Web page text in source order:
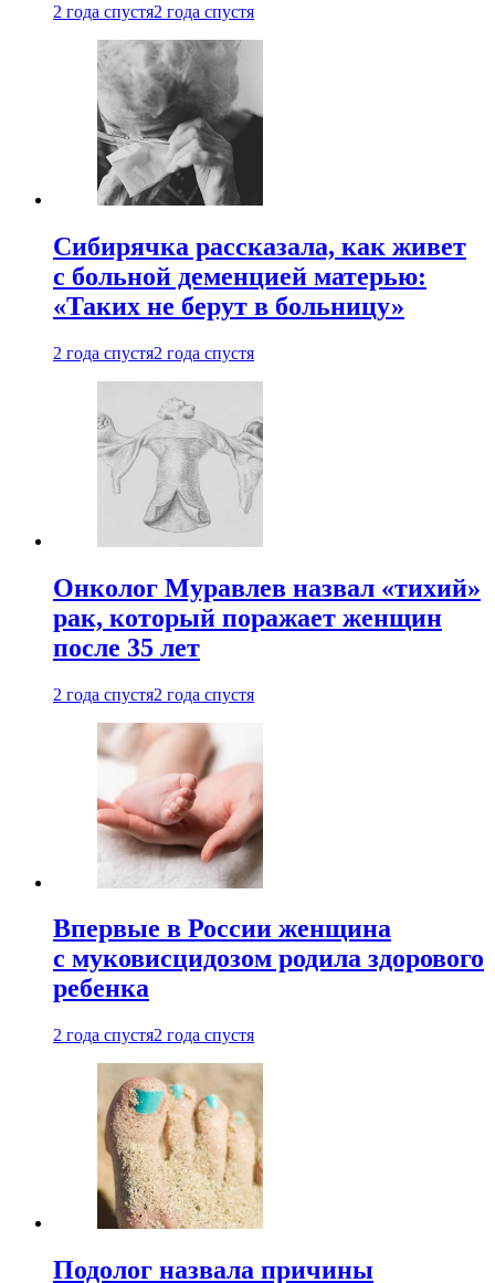
2 года спустя2 года спустя
Сибирячка рассказала, как живет
с больной деменцией матерью:
«Таких не берут в больницу»
2 года спустя2 года спустя
Онколог Муравлев назвал «тихий»
рак, который поражает женщин
после 35 лет
2 года спустя2 года спустя
Впервые в России женщина
с муковисцидозом родила здорового
ребенка
2 года спустя2 года спустя
Подолог назвала причины